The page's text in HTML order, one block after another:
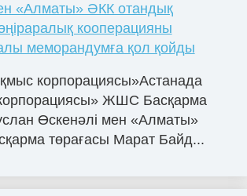
«Алматы» ӘКК отандық
кооперацияны
меморандумға қол қойды
корпорациясы»Астанада
ЖШС Басқарма
Өскенәлі мен «Алматы»
төрағасы Марат Байд...